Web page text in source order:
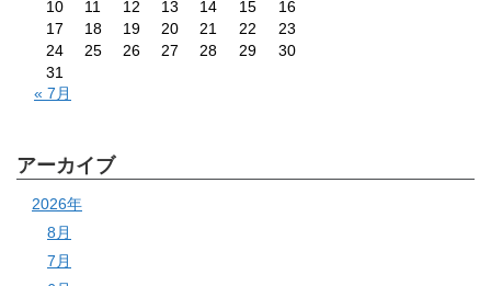
10
11 12 13 14 15
16
17
18 19 20 21 22
23
24
25 26 27 28 29
30
31
« 7月
アーカイブ
2026年
8月
7月